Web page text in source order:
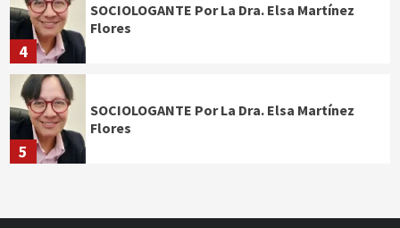
4
SOCIOLOGANTE Por La Dra. Elsa Martínez
Flores
5
SOCIOLOGANTE Por La Dra. Elsa Martínez
Flores